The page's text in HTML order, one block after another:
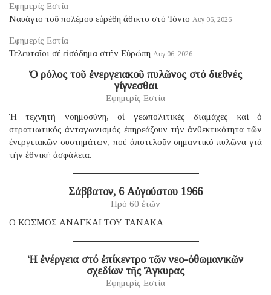
Εφημερίς Εστία
Ναυάγιο τοῦ πολέμου εὑρέθη ἄθικτο στό Ἰόνιο Αυγ 06, 2026
Εφημερίς Εστία
Τελευταῖοι σέ εἰσόδημα στήν Εὐρώπη Αυγ 06, 2026
Ὁ ρόλος τοῦ ἐνεργειακοῦ πυλῶνος στό διεθνές
γίγνεσθαι
Εφημερίς Εστία
Ἡ τεχνητή νοημοσύνη, οἱ γεωπολιτικές διαμάχες καί ὁ
στρατιωτικός ἀνταγωνισμός ἐπηρεάζουν τήν ἀνθεκτικότητα τῶν
ἐνεργειακῶν συστημάτων, πού ἀποτελοῦν σημαντικό πυλῶνα γιά
τήν ἐθνική ἀσφάλεια.
Σάββατον, 6 Αὐγούστου 1966
Πρό 60 ἐτῶν
Ο ΚΟΣΜΟΣ ΑΝΑΓΚΑΙ ΤΟΥ ΤΑΝΑΚΑ
Ἡ ἐνέργεια στό ἐπίκεντρο τῶν νεο-ὀθωμανικῶν
σχεδίων τῆς Ἄγκυρας
Εφημερίς Εστία